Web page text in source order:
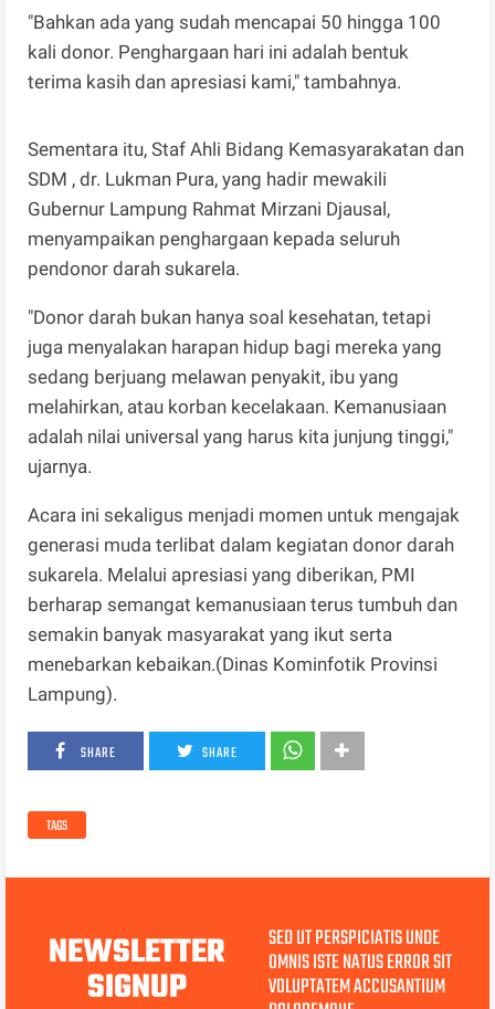
"Bahkan ada yang sudah mencapai 50 hingga 100
kali donor. Penghargaan hari ini adalah bentuk
terima kasih dan apresiasi kami," tambahnya.
Sementara itu, Staf Ahli Bidang Kemasyarakatan dan
SDM , dr. Lukman Pura, yang hadir mewakili
Gubernur Lampung Rahmat Mirzani Djausal,
menyampaikan penghargaan kepada seluruh
pendonor darah sukarela.
"Donor darah bukan hanya soal kesehatan, tetapi
juga menyalakan harapan hidup bagi mereka yang
sedang berjuang melawan penyakit, ibu yang
melahirkan, atau korban kecelakaan. Kemanusiaan
adalah nilai universal yang harus kita junjung tinggi,"
ujarnya.
Acara ini sekaligus menjadi momen untuk mengajak
generasi muda terlibat dalam kegiatan donor darah
sukarela. Melalui apresiasi yang diberikan, PMI
berharap semangat kemanusiaan terus tumbuh dan
semakin banyak masyarakat yang ikut serta
menebarkan kebaikan.(Dinas Kominfotik Provinsi
Lampung).
SHARE SHARE
TAGS
NEWSLETTER
SIGNUP
SED UT PERSPICIATIS UNDE
OMNIS ISTE NATUS ERROR SIT
VOLUPTATEM ACCUSANTIUM